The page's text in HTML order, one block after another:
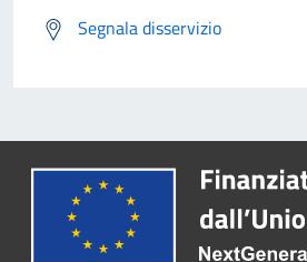
Segnala disservizio